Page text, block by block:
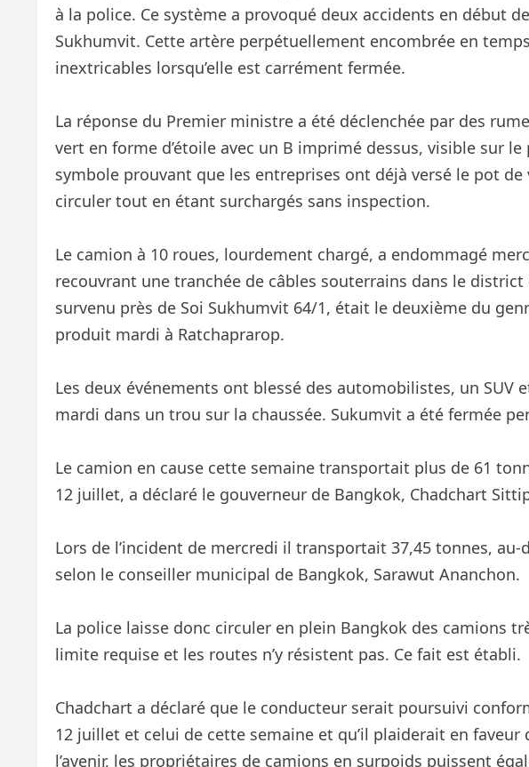
à la police. Ce système a provoqué deux accidents en début
Sukhumvit. Cette artère perpétuellement encombrée en
inextricables lorsqu’elle est carrément fermée.
La réponse du Premier ministre a été déclenchée par des
vert en forme d’étoile avec un B imprimé dessus, visible sur
symbole prouvant que les entreprises ont déjà versé le pot
circuler tout en étant surchargés sans inspection.
Le camion à 10 roues, lourdement chargé, a endommagé
recouvrant une tranchée de câbles souterrains dans le
survenu près de Soi Sukhumvit 64/1, était le deuxième du
produit mardi à Ratchaprarop.
Les deux événements ont blessé des automobilistes, un SUV
mardi dans un trou sur la chaussée. Sukumvit a été fermée
Le camion en cause cette semaine transportait plus de 61
12 juillet, a déclaré le gouverneur de Bangkok, Chadchart
Lors de l’incident de mercredi il transportait 37,45 tonnes,
selon le conseiller municipal de Bangkok, Sarawut Ananchon.
La police laisse donc circuler en plein Bangkok des camions
limite requise et les routes n’y résistent pas. Ce fait est établi.
Chadchart a déclaré que le conducteur serait poursuivi
12 juillet et celui de cette semaine et qu’il plaiderait en faveur
l’avenir, les propriétaires de camions en surpoids puissent